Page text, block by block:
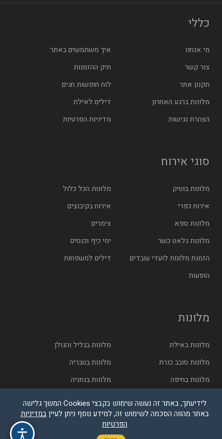
כללי
מי אנחנו
איך משתמשים באתר
צור קשר
תיק ההזמנות
תקנון אתר
לוח חופשות חגים
מלונות ברגע האחרון
דילים לאילת
הצהרת נגישות
מדיניות הפרטיות
סוגי אירוח
מלונות בוטיק
מלונות הכל כלול
אירוח כפרי
אירוח בקיבוצים
מלונות ספא
צימרים
מלונות גלאט כשר
ימי כיף וכנסים
הזמנת מלונות לועדי עובדים
דילים למשפחות
הופעות
מלונות
מלונות באילת
מלונות בגליל והגולן
מלונות סובב כנרת
מלונות בטבריה
מלונות בחיפה
מלונות בנתניה
© בייטק תקשורת בע"מ - כל הזכויות שמורות
לידיעתך, באתר זה נעשה שימוש בקבצי Cookies המשך גלישה
באתר מהווה הסכמה לשימוש זה, למידע נוסף ניתן לעייןבמדיניות
הפרטיות